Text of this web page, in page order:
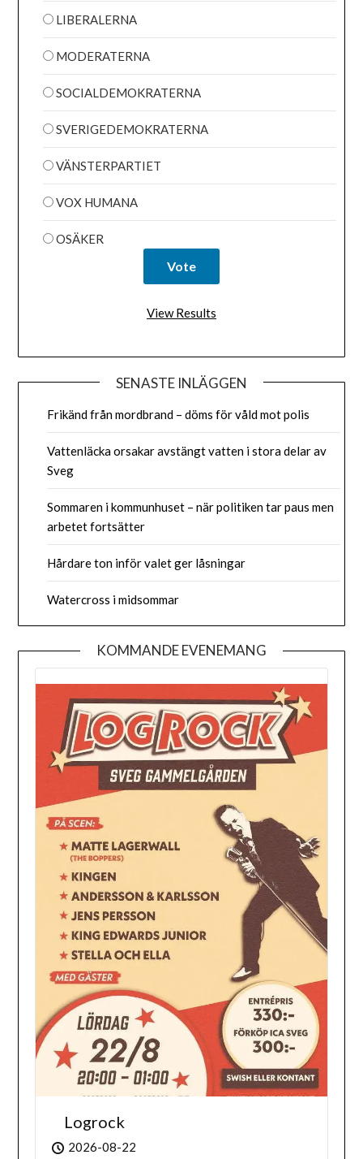
LIBERALERNA
MODERATERNA
SOCIALDEMOKRATERNA
SVERIGEDEMOKRATERNA
VÄNSTERPARTIET
VOX HUMANA
OSÄKER
View Results
SENASTE INLÄGGEN
Frikänd från mordbrand – döms för våld mot polis
Vattenläcka orsakar avstängt vatten i stora delar av
Sveg
Sommaren i kommunhuset – när politiken tar paus men
arbetet fortsätter
Hårdare ton inför valet ger låsningar
Watercross i midsommar
KOMMANDE EVENEMANG
Logrock
2026-08-22